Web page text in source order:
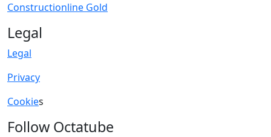
Constructionline Gold
Legal
Legal
Privacy
Cookies
Follow Octatube